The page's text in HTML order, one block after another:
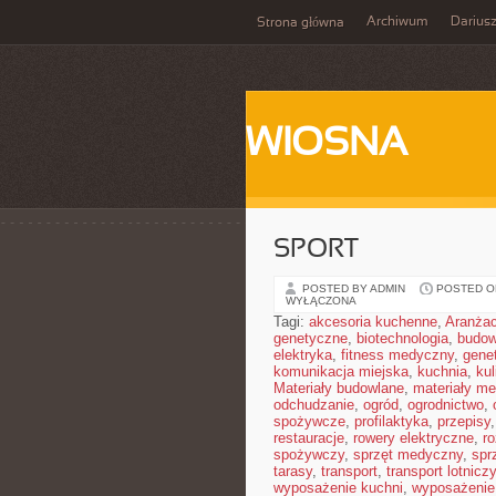
Strona główna Archiwum Dariusz
WIOSNA
SPORT
POSTED BY ADMIN POSTED
WYŁĄCZONA
Tagi: akcesoria kuchenne,
genetyczne, biotechnologia,
elektryka, fitness medyczny,
komunikacja miejska, kuchnia,
Materiały budowlane, materiały
odchudzanie, ogród, ogrodnictwo,
spożywcze, profilaktyka, przepisy,
restauracje, rowery elektryczne,
spożywczy, sprzęt medyczny,
tarasy, transport, transport lotniczy
wyposażenie kuchni,